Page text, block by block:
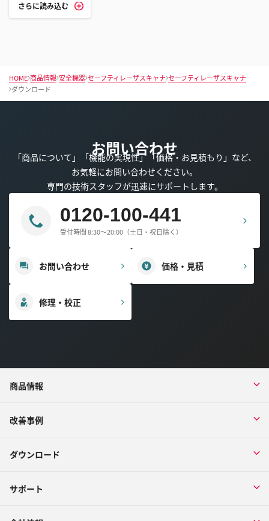
さらに読み込む
HOME 商品情報 安全機器 セーフティレーザスキャナ セーフティレーザスキャナ
ダウンロード
お問い合わせ
「商品について」「機能の実現性」「価格・お見積もり」など、
お気軽にお問い合わせください。
専門の技術スタッフが迅速にサポートします。
0120-100-441
受付時間 8:30～20:00（土日・祝日除く）
お問い合わせ 価格・見積
修理・校正
商品情報
改善事例
ダウンロード
サポート